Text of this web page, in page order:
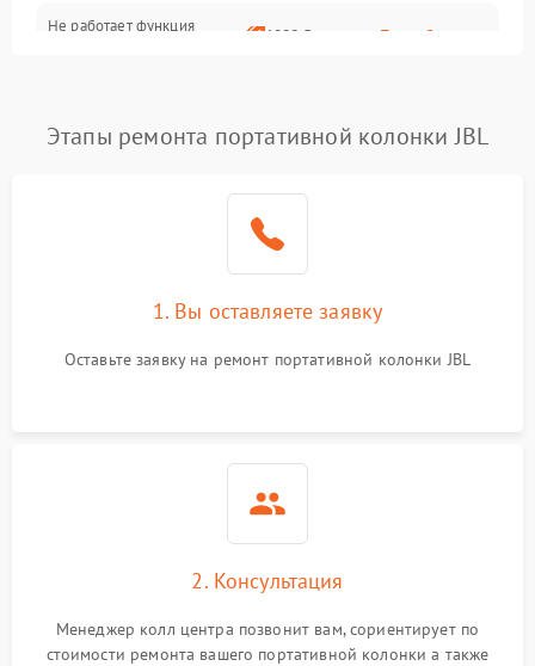
Не работает функция
1800 ₽ Подробнее →
Этапы ремонта портативной колонки JBL
1. Вы оставляете заявку
Оставьте заявку на ремонт портативной колонки JBL
2. Консультация
Менеджер колл центра позвонит вам, сориентирует по
стоимости ремонта вашего портативной колонки а также